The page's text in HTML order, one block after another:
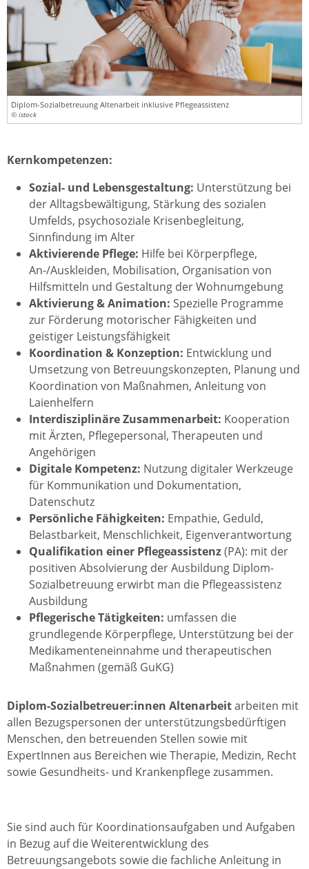
Diplom-Sozialbetreuung Altenarbeit inklusive Pflegeassistenz
© istock
Kernkompetenzen:
Sozial- und Lebensgestaltung: Unterstützung bei
der Alltagsbewältigung, Stärkung des sozialen
Umfelds, psychosoziale Krisenbegleitung,
Sinnfindung im Alter
Aktivierende Pflege: Hilfe bei Körperpflege,
An-/Auskleiden, Mobilisation, Organisation von
Hilfsmitteln und Gestaltung der Wohnumgebung
Aktivierung & Animation: Spezielle Programme
zur Förderung motorischer Fähigkeiten und
geistiger Leistungsfähigkeit
Koordination & Konzeption: Entwicklung und
Umsetzung von Betreuungskonzepten, Planung und
Koordination von Maßnahmen, Anleitung von
Laienhelfern
Interdisziplinäre Zusammenarbeit: Kooperation
mit Ärzten, Pflegepersonal, Therapeuten und
Angehörigen
Digitale Kompetenz: Nutzung digitaler Werkzeuge
für Kommunikation und Dokumentation,
Datenschutz
Persönliche Fähigkeiten: Empathie, Geduld,
Belastbarkeit, Menschlichkeit, Eigenverantwortung
Qualifikation einer Pflegeassistenz(PA): mit der
positiven Absolvierung der Ausbildung Diplom-
Sozialbetreuung erwirbt man die Pflegeassistenz
Ausbildung
Pflegerische Tätigkeiten: umfassen die
grundlegende Körperpflege, Unterstützung bei der
Medikamenteneinnahme und therapeutischen
Maßnahmen (gemäß GuKG)
Diplom-Sozialbetreuer:innen Altenarbeitarbeiten mit
allen Bezugspersonen der unterstützungsbedürftigen
Menschen, den betreuenden Stellen sowie mit
ExpertInnen aus Bereichen wie Therapie, Medizin, Recht
sowie Gesundheits- und Krankenpflege zusammen.
Sie sind auch für Koordinationsaufgaben und Aufgaben
in Bezug auf die Weiterentwicklung des
Betreuungsangebots sowie die fachliche Anleitung in